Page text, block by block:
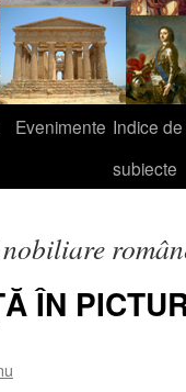
Evenimente Indice de
subiecte
ÎN